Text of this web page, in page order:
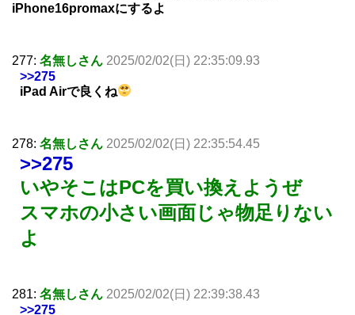
iPhone16promaxにするよ
277: 名無しさん 2025/02/02(日) 22:35:09.93
>>275
iPad Airで良くね
278: 名無しさん 2025/02/02(日) 22:35:54.45
>>275
いやそこはPCを買い換えようぜ
スマホの小さい画面じゃ物足りない
よ
281: 名無しさん 2025/02/02(日) 22:39:38.43
>>275